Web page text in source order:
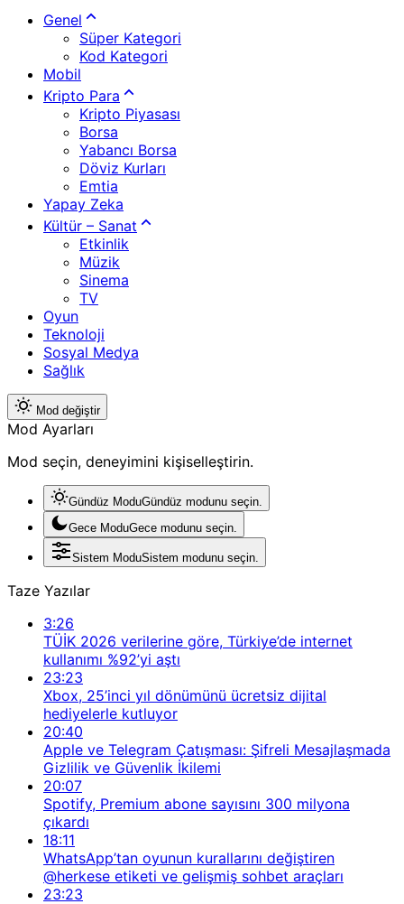
Genel
Süper Kategori
Kod Kategori
Mobil
Kripto Para
Kripto Piyasası
Borsa
Yabancı Borsa
Döviz Kurları
Emtia
Yapay Zeka
Kültür – Sanat
Etkinlik
Müzik
Sinema
TV
Oyun
Teknoloji
Sosyal Medya
Sağlık
Mod değiştir
Mod Ayarları
Mod seçin, deneyimini kişiselleştirin.
Gündüz ModuGündüz modunu seçin.
Gece ModuGece modunu seçin.
Sistem ModuSistem modunu seçin.
Taze Yazılar
3:26
TÜİK 2026 verilerine göre, Türkiye’de internet
kullanımı %92’yi aştı
23:23
Xbox, 25’inci yıl dönümünü ücretsiz dijital
hediyelerle kutluyor
20:40
Apple ve Telegram Çatışması: Şifreli Mesajlaşmada
Gizlilik ve Güvenlik İkilemi
20:07
Spotify, Premium abone sayısını 300 milyona
çıkardı
18:11
WhatsApp’tan oyunun kurallarını değiştiren
@herkese etiketi ve gelişmiş sohbet araçları
23:23